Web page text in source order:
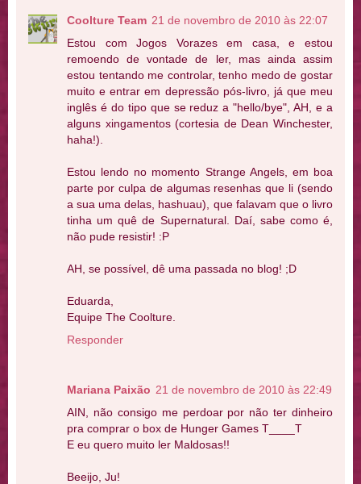
Coolture Team 21 de novembro de 2010 às 22:07
Estou com Jogos Vorazes em casa, e estou
remoendo de vontade de ler, mas ainda assim
estou tentando me controlar, tenho medo de gostar
muito e entrar em depressão pós-livro, já que meu
inglês é do tipo que se reduz a "hello/bye", AH, e a
alguns xingamentos (cortesia de Dean Winchester,
haha!).
Estou lendo no momento Strange Angels, em boa
parte por culpa de algumas resenhas que li (sendo
a sua uma delas, hashuau), que falavam que o livro
tinha um quê de Supernatural. Daí, sabe como é,
não pude resistir! :P
AH, se possível, dê uma passada no blog! ;D
Eduarda,
Equipe The Coolture.
Responder
Mariana Paixão 21 de novembro de 2010 às 22:49
AIN, não consigo me perdoar por não ter dinheiro
pra comprar o box de Hunger Games T____T
E eu quero muito ler Maldosas!!
Beeijo, Ju!